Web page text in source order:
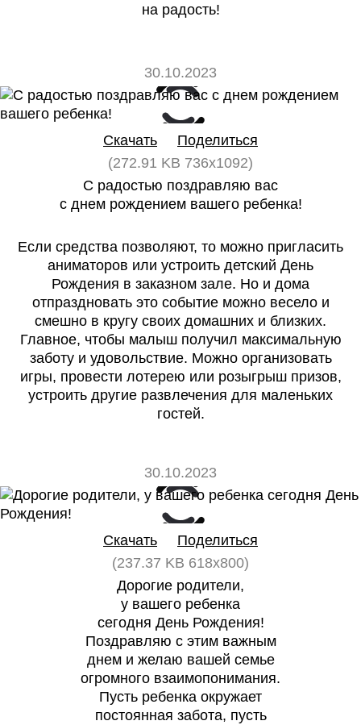
на радость!
30.10.2023
Скачать
Поделиться
(272.91 KB 736x1092)
С радостью поздравляю вас
с днем рождением вашего ребенка!
Если средства позволяют, то можно пригласить
аниматоров или устроить детский День
Рождения в заказном зале. Но и дома
отпраздновать это событие можно весело и
смешно в кругу своих домашних и близких.
Главное, чтобы малыш получил максимальную
заботу и удовольствие. Можно организовать
игры, провести лотерею или розыгрыш призов,
устроить другие развлечения для маленьких
гостей.
30.10.2023
0 0
Скачать
Поделиться
(237.37 KB 618x800)
Дорогие родители,
у вашего ребенка
сегодня День Рождения!
Поздравляю с этим важным
днем и желаю вашей семье
огромного взаимопонимания.
Пусть ребенка окружает
постоянная забота, пусть